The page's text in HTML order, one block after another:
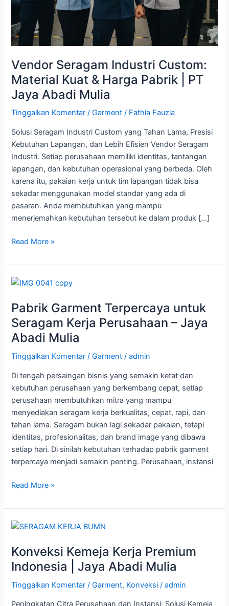
Vendor Seragam Industri Custom:
Material Kuat & Harga Pabrik | PT
Jaya Abadi Mulia
Tinggalkan Komentar /Garment / Fathia Fauzia
Solusi Seragam Industri Custom yang Tahan Lama, Presisi
Kebutuhan Lapangan, dan Lebih Efisien Vendor Seragam
Industri. Setiap perusahaan memiliki identitas, tantangan
lapangan, dan kebutuhan operasional yang berbeda. Oleh
karena itu, pakaian kerja untuk tim lapangan tidak bisa
sekadar menggunakan model standar yang ada di
pasaran. Anda membutuhkan yang mampu
menerjemahkan kebutuhan tersebut ke dalam produk […]
PT
Jaya
Abadi
Mulia
Read More »
Pabrik Garment Terpercaya untuk
Seragam Kerja Perusahaan – Jaya
Abadi Mulia
Tinggalkan Komentar /Garment /admin
Di tengah persaingan bisnis yang semakin ketat dan
kebutuhan perusahaan yang berkembang cepat, setiap
perusahaan membutuhkan mitra yang mampu
menyediakan seragam kerja berkualitas, cepat, rapi, dan
tahan lama. Seragam bukan lagi sekadar pakaian, tetapi
identitas, profesionalitas, dan brand image yang dibawa
setiap hari. Di sinilah kebutuhan terhadap pabrik garment
terpercaya menjadi semakin penting. Perusahaan, instansi
Pabrik
Terpercaya
untuk
Seragam
Kerja
Perusahaan
Jaya
Abadi
Mulia
Read More »
Konveksi Kemeja Kerja Premium
Indonesia | Jaya Abadi Mulia
Tinggalkan Komentar /Garment, Konveksi /admin
Peningkatan Citra Perusahaan dan Instansi: Solusi Kemeja
Konveksi
Kerja
Premium
|
Jaya